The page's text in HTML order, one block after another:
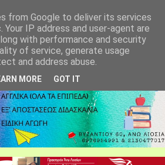
from Google to deliver its services
IP address and user-agent are
with performance and security
of service, generate usage
and address abuse.
MORE GOT IT